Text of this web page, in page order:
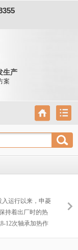
生产
案
入运行以来，申菱
持着出厂时的热
12次轴承加热作
致的产线停机记